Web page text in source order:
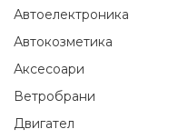
Автоелектроника
Автокозметика
Аксесоари
Ветробрани
Двигател